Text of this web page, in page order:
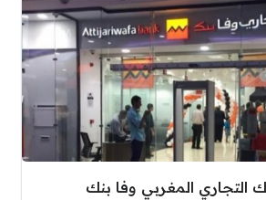
التجاري المغربي وفا بنك